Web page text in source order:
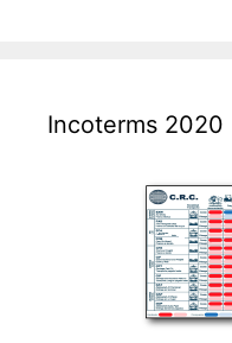
Incoterms 2020